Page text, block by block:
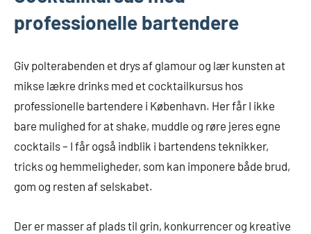
professionelle bartendere
Giv polterabenden et drys af glamour og lær kunsten at
mikse lækre drinks med et cocktailkursus hos
professionelle bartendere i København. Her får I ikke
bare mulighed for at shake, muddle og røre jeres egne
cocktails – I får også indblik i bartendens teknikker,
tricks og hemmeligheder, som kan imponere både brud,
gom og resten af selskabet.
Der er masser af plads til grin, konkurrencer og kreative